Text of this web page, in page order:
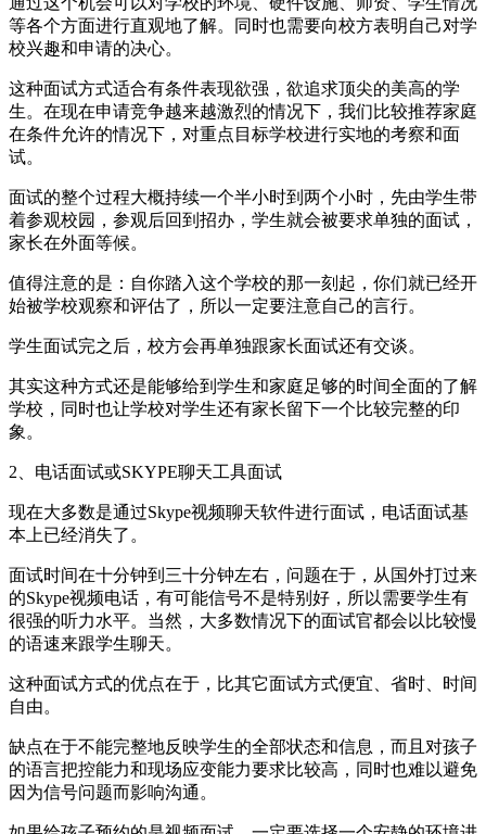
等各个方面进行直观地了解。同时也需要向校方表明自己对学
校兴趣和申请的决心。
这种面试方式适合有条件表现欲强，欲追求顶尖的美高的学
生。在现在申请竞争越来越激烈的情况下，我们比较推荐家庭
在条件允许的情况下，对重点目标学校进行实地的考察和面
试。
面试的整个过程大概持续一个半小时到两个小时，先由学生带
着参观校园，参观后回到招办，学生就会被要求单独的面试，
家长在外面等候。
值得注意的是：自你踏入这个学校的那一刻起，你们就已经开
始被学校观察和评估了，所以一定要注意自己的言行。
学生面试完之后，校方会再单独跟家长面试还有交谈。
其实这种方式还是能够给到学生和家庭足够的时间全面的了解
学校，同时也让学校对学生还有家长留下一个比较完整的印
象。
2、电话面试或SKYPE聊天工具面试
现在大多数是通过Skype视频聊天软件进行面试，电话面试基
本上已经消失了。
面试时间在十分钟到三十分钟左右，问题在于，从国外打过来
的Skype视频电话，有可能信号不是特别好，所以需要学生有
很强的听力水平。当然，大多数情况下的面试官都会以比较慢
的语速来跟学生聊天。
这种面试方式的优点在于，比其它面试方式便宜、省时、时间
自由。
缺点在于不能完整地反映学生的全部状态和信息，而且对孩子
的语言把控能力和现场应变能力要求比较高，同时也难以避免
因为信号问题而影响沟通。